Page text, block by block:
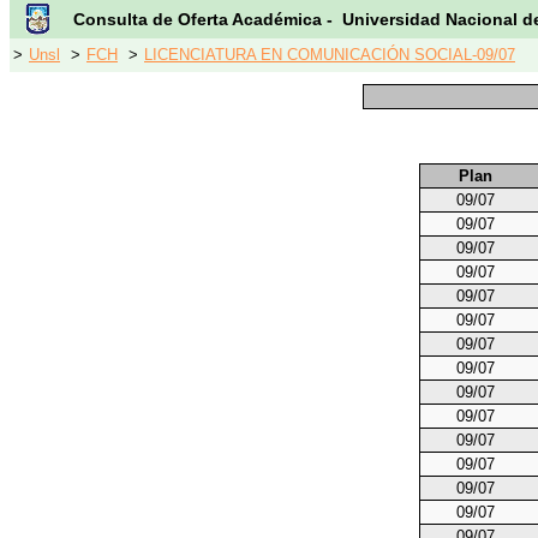
Consulta de Oferta Académica - Universidad Nacional
> Unsl > FCH > LICENCIATURA EN COMUNICACIÓN SOCIAL-09/07
Plan
09/07
09/07
09/07
09/07
09/07
09/07
09/07
09/07
09/07
09/07
09/07
09/07
09/07
09/07